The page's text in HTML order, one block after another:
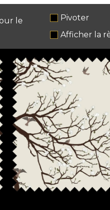
le
Pivoter
Afficher la